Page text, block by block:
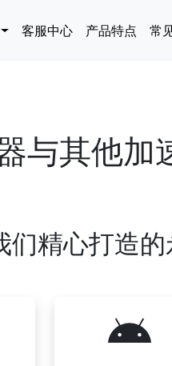
客服中心 产品特点 常
与其他加
们精心打造